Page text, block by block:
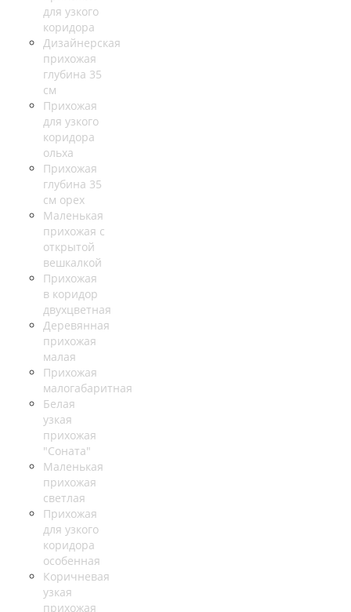
для узкого
коридора
Дизайнерская
прихожая
глубина 35
см
Прихожая
для узкого
коридора
ольха
Прихожая
глубина 35
см орех
Маленькая
прихожая с
открытой
вешкалкой
Прихожая
в коридор
двухцветная
Деревянная
прихожая
малая
Прихожая
малогабаритная
Белая
узкая
прихожая
"Соната"
Маленькая
прихожая
светлая
Прихожая
для узкого
коридора
особенная
Коричневая
узкая
прихожая